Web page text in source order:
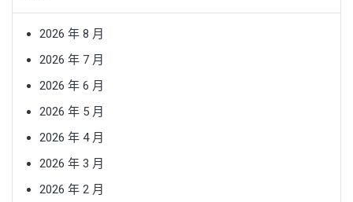
2026 年 8 月
2026 年 7 月
2026 年 6 月
2026 年 5 月
2026 年 4 月
2026 年 3 月
2026 年 2 月